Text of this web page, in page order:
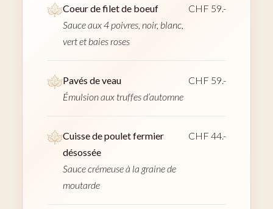
Coeur de filet de boeuf
Sauce aux 4 poivres, noir, blanc,
vert et baies roses
CHF 59.-
Pavés de veau
Émulsion aux truffes d’automne
CHF 59.-
Cuisse de poulet fermier
désossée
Sauce crémeuse à la graine de
moutarde
CHF 44.-